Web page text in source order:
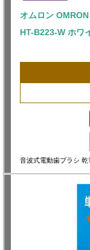
オムロン OMRON
HT-B223-W ホワ
音波式電動歯ブラシ 乾